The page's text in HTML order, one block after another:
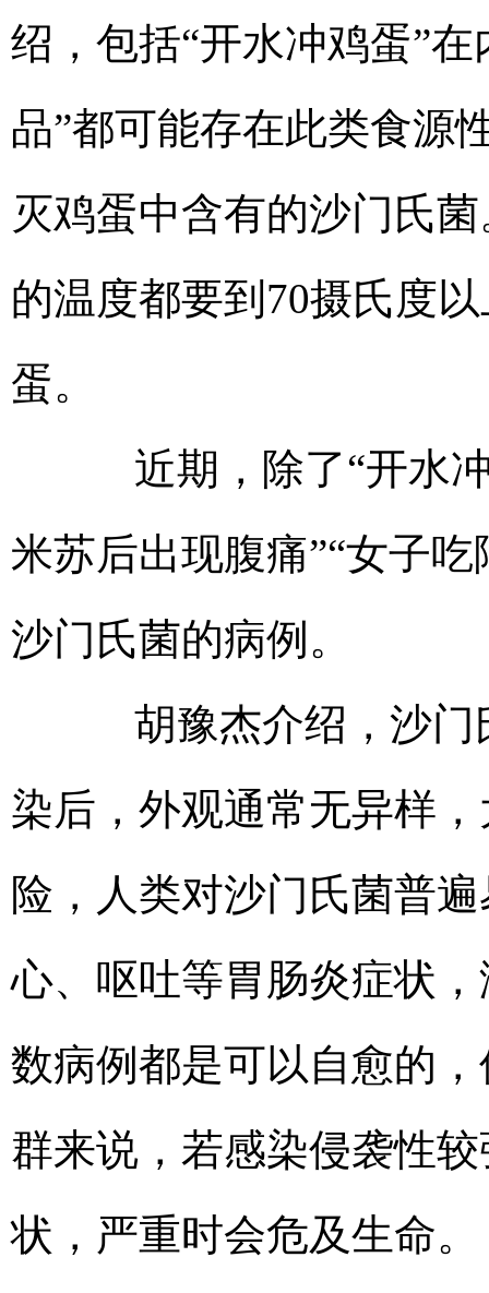
绍，包括“开水冲鸡蛋”
品”都可能存在此类食源
灭鸡蛋中含有的沙门氏
的温度都要到70摄氏度
蛋。
近期，除了“开水冲
米苏后出现腹痛”“女子
沙门氏菌的病例。
胡豫杰介绍，沙门
染后，外观通常无异样
险，人类对沙门氏菌普
心、呕吐等胃肠炎症状
数病例都是可以自愈的
群来说，若感染侵袭性
状，严重时会危及生命。